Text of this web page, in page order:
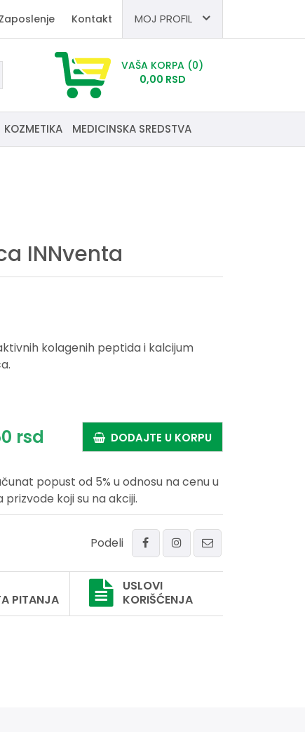
Zaposlenje Kontakt MOJ PROFIL
VAŠA KORPA (0)
0,00 RSD
KOZMETIKA MEDICINSKA SREDSTVA
INNventa
kolagenih peptida i kalcijum
rsd DODAJTE U KORPU
popust od 5% u odnosu na cenu u
koji su na akciji.
Podeli
PITANJA
USLOVI
KORIŠĆENJA